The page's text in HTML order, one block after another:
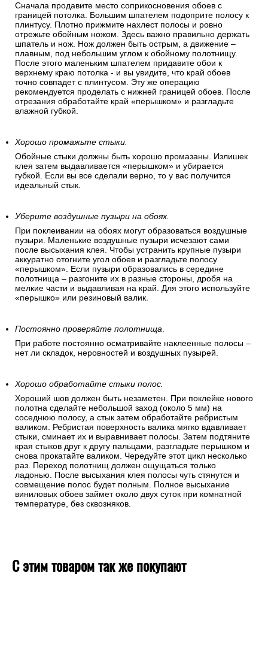
Сначала продавите место соприкосновения обоев с
границей потолка. Большим шпателем подоприте полосу к
плинтусу. Плотно прижмите нахлест полосы и ровно
отрежьте обойным ножом. Здесь важно правильно держать
шпатель и нож. Нож должен быть острым, а движение –
плавным, под небольшим углом к обойному полотнищу.
После этого маленьким шпателем придавите обои к
верхнему краю потолка - и вы увидите, что край обоев
точно совпадет с плинтусом. Эту же операцию
рекомендуется проделать с нижней границей обоев. После
отрезания обработайте край «перышком» и разгладьте
влажной губкой.
Хорошо промажьте стыки.
Обойные стыки должны быть хорошо промазаны. Излишек
клея затем выдавливается «перышком» и убирается
губкой. Если вы все сделали верно, то у вас получится
идеальный стык.
Уберите воздушные пузыри на обоях.
При поклеивании на обоях могут образоваться воздушные
пузыри. Маленькие воздушные пузыри исчезают сами
после высыхания клея. Чтобы устранить крупные пузыри
аккуратно отогните угол обоев и разгладьте полосу
«перышком». Если пузыри образовались в середине
полотнища – разгоните их в разные стороны, дробя на
мелкие части и выдавливая на край. Для этого используйте
«перышко» или резиновый валик.
Постоянно проверяйте полотнища.
При работе постоянно осматривайте наклеенные полосы –
нет ли складок, неровностей и воздушных пузырей.
Хорошо обработайте стыки полос.
Хороший шов должен быть незаметен. При поклейке нового
полотна сделайте небольшой заход (около 5 мм) на
соседнюю полосу, а стык затем обработайте ребристым
валиком. Ребристая поверхность валика мягко вдавливает
стыки, сминает их и выравнивает полосы. Затем подтяните
края стыков друг к другу пальцами, разгладьте перышком и
снова прокатайте валиком. Чередуйте этот цикл несколько
раз. Переход полотнищ должен ощущаться только
ладонью. После высыхания клея полосы чуть стянутся и
совмещение полос будет полным. Полное высыхание
виниловых обоев займет около двух суток при комнатной
температуре, без сквозняков.
С этим товаром так же покупают